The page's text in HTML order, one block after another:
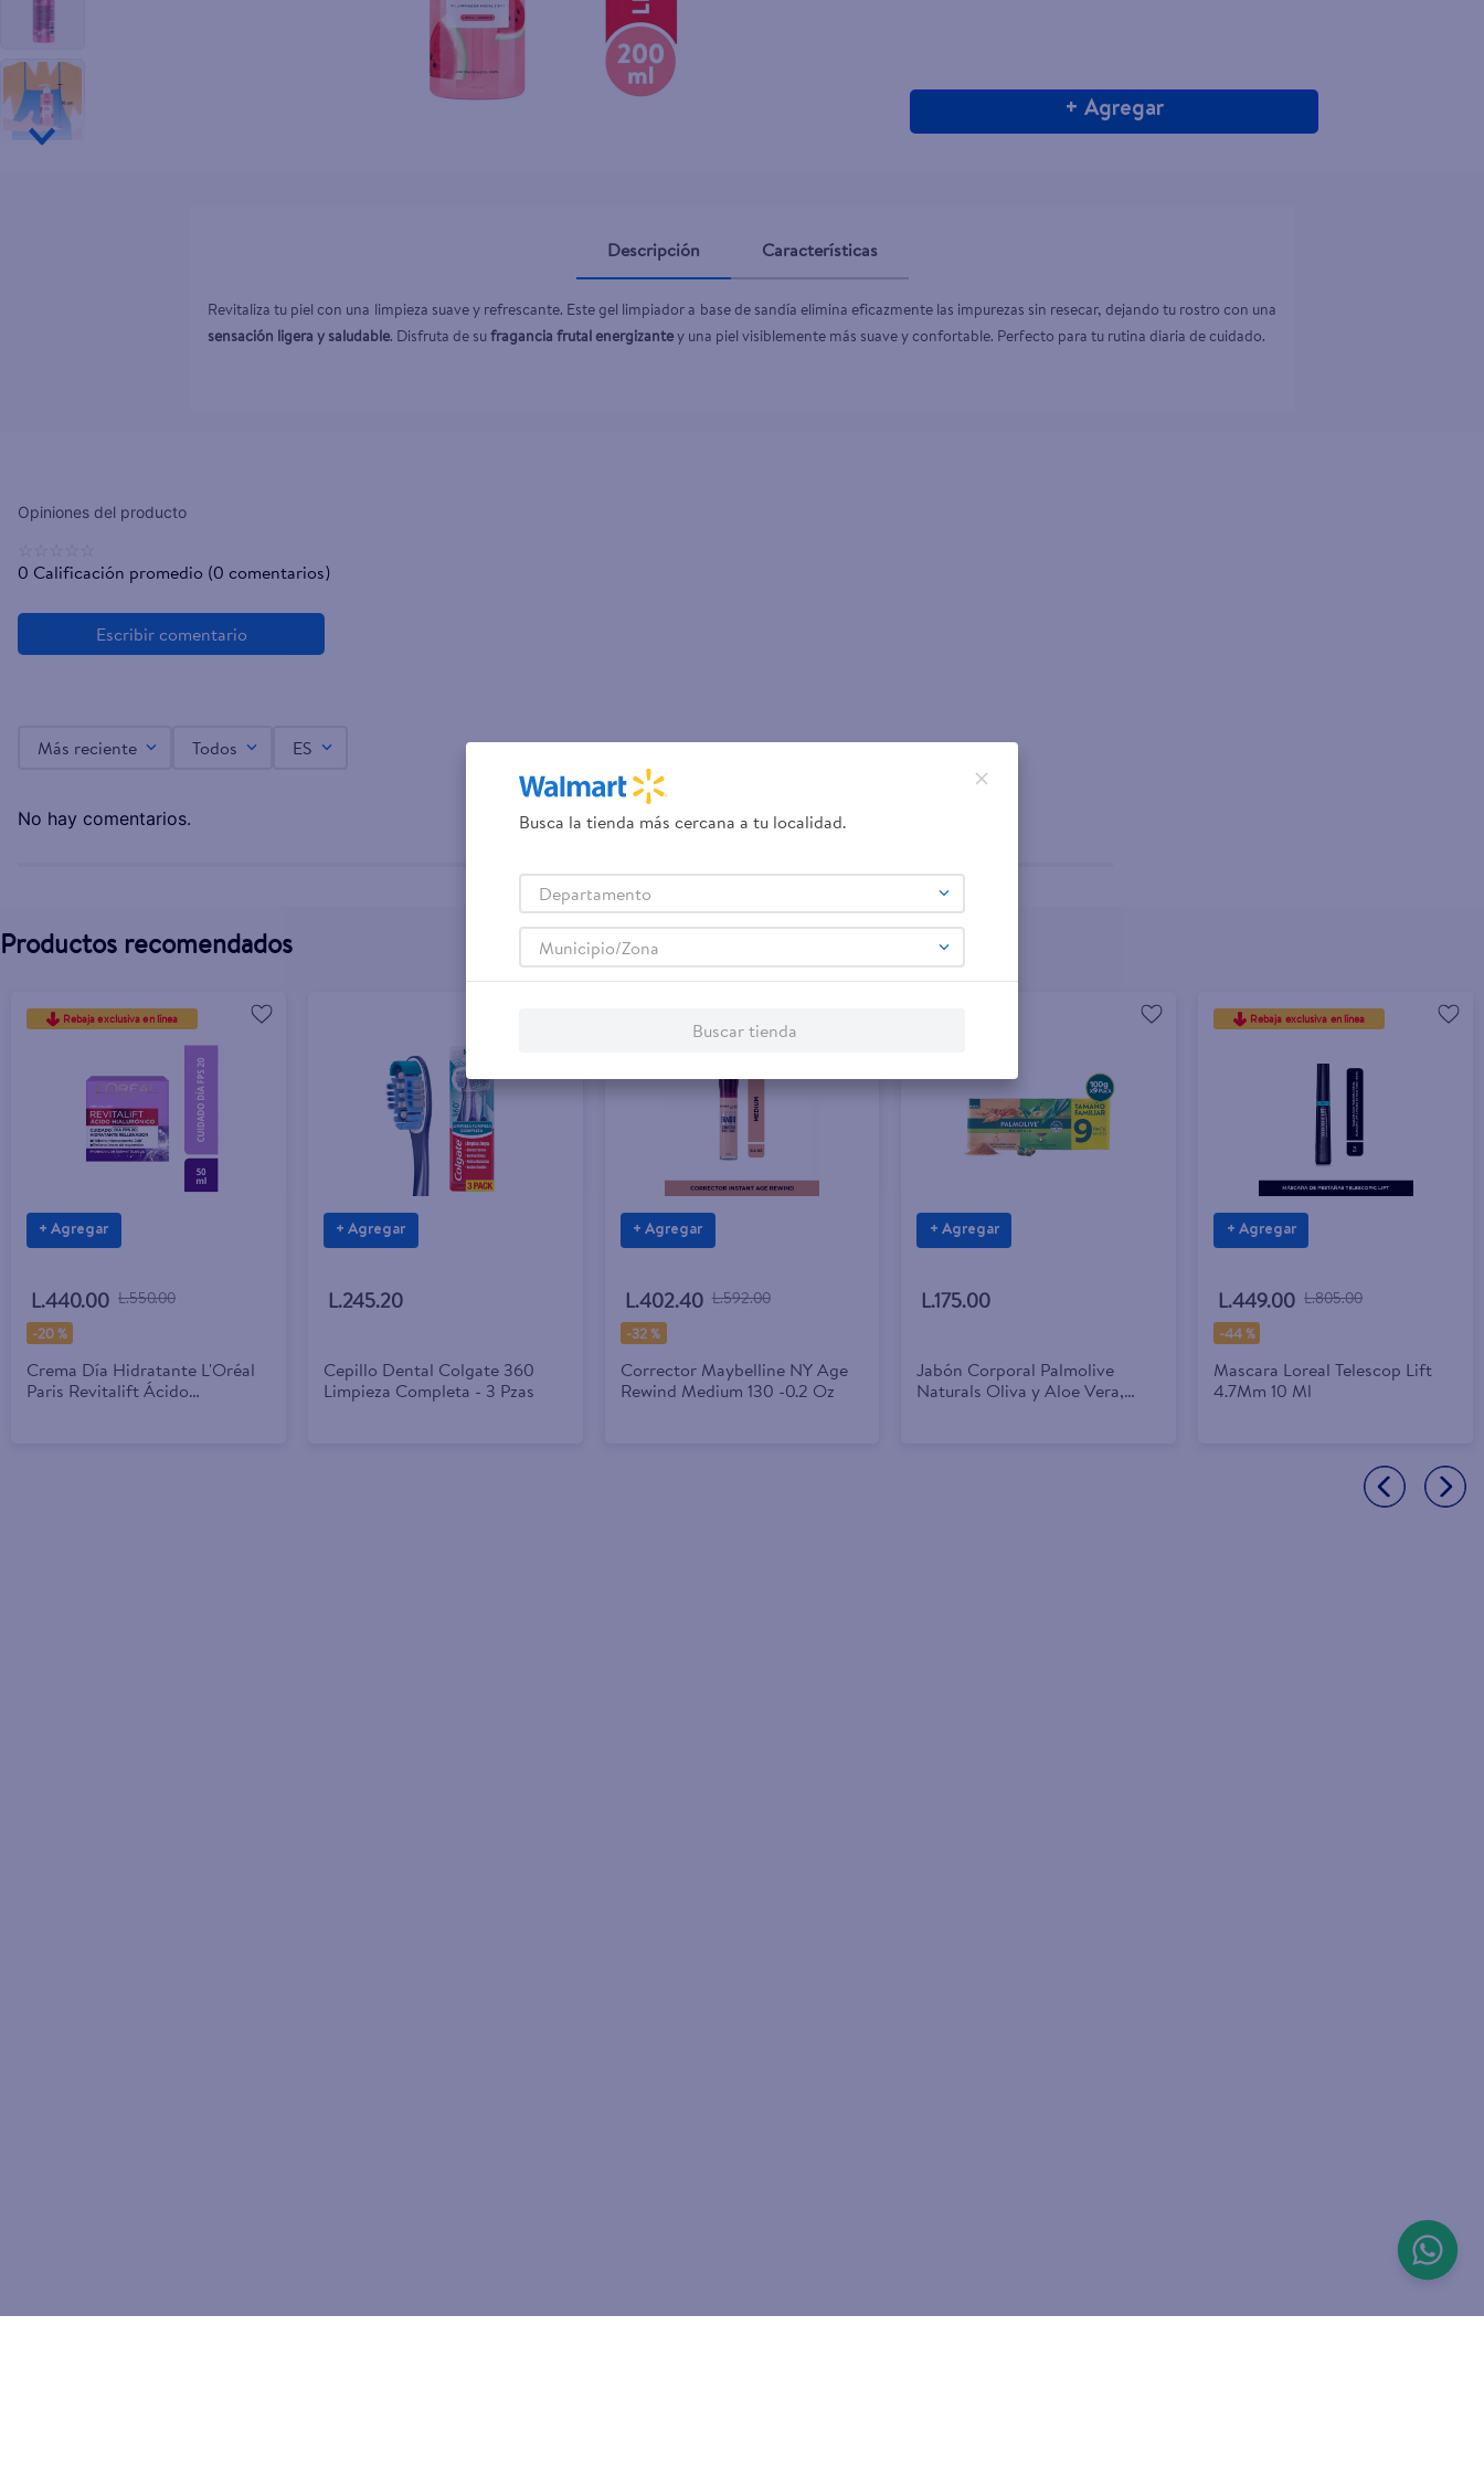
+ Agregar
Descripción Características
Revitaliza tu piel con una limpieza suave y refrescante. Este gel limpiador a base de sandía elimina eficazmente las impurezas sin resecar, dejando tu rostro con una
sensación ligera y saludable. Disfruta de su fragancia frutal energizante y una piel visiblemente más suave y confortable. Perfecto para tu rutina diaria de cuidado.
0 Calificación promedio (0 comentarios)
Más reciente Todos ES
No hay comentarios.
Productos recomendados
Rebaja exclusiva en línea
+ Agregar
L.440.00 L.550.00
-20 %
Crema Día Hidratante L'Oréal
Paris Revitalift Ácido
+ Agregar
L.245.20
Cepillo Dental Colgate 360
Limpieza Completa - 3 Pzas
+ Agregar
L.402.40 L.592.00
-32 %
Corrector Maybelline NY Age
Rewind Medium 130 -0.2 Oz
+ Agregar
L.175.00
Jabón Corporal Palmolive
Naturals Oliva y Aloe Vera,
Rebaja exclusiva en línea
+ Agregar
L.449.00 L.805.00
-44 %
Mascara Loreal Telescop Lift
4.7Mm 10 Ml
Busca la tienda más cercana a tu localidad.
Departamento
Municipio/Zona
Buscar tienda
pollo norteño